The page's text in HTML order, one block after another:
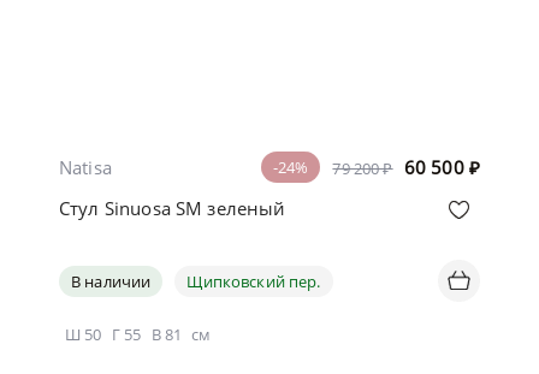
79 200 ₽ 60 500 ₽
-24%
Natisa
Стул Sinuosa SM зеленый
В наличии Щипковский пер.
Ш 50 Г55 В81 см